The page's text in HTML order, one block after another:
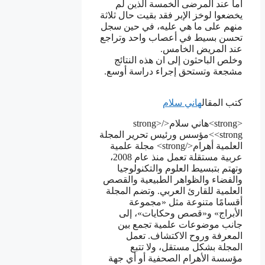
أما عند المرضى الخمسة الذين لم
يخضعوا لوخز الإبر فقد بقيت حال ثلاثة
منهم على ما هي عليه، في حين سجل
تحسن بسيط في أعصاب واحد وتراجع
عند المريض الخامس.
وخلص الباحثون إلى ان هذه النتائج
مشجعة وتستحق إجراء دراسة أوسع.
كتب المقالهاني سلام
<strong>هاني سلام</strong>
<strong>مؤسس ورئيس تحرير المجلة
العلمية أهرام</strong> مجلة علمية
عربية مستقلة تعمل منذ عام 2008،
وتهتم بتبسيط العلوم والتكنولوجيا
والفضاء والظواهر الطبيعية والقصص
العلمية للقارئ العربي. وتضم المجلة
أقسامًا متنوعة مثل «مجموعة
الأبراج» و«قصص وحكايات»، إلى
جانب موضوعات علمية تجمع بين
المعرفة وروح الاكتشاف. تعمل
المجلة بشكل مستقل، ولا تتبع
مؤسسة الأهرام الصحفية أو أي جهة